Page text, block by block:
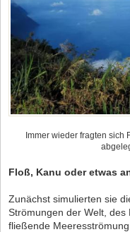
Immer wieder fragten sich
Floß, Kanu oder etwas
Zunächst simulierten sie
Strömungen der Welt, des
fließende